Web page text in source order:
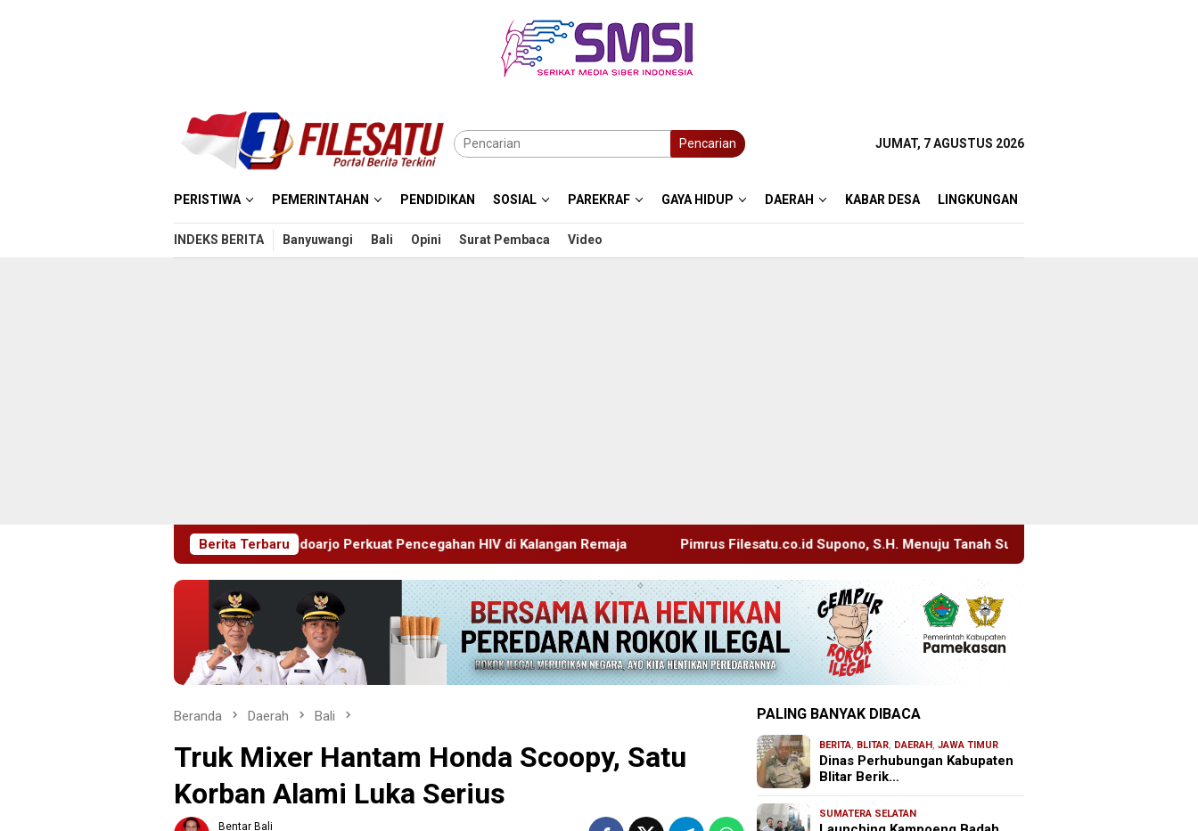
Pencarian JUMAT, 7 AGUSTUS 2026
PERISTIWA PEMERINTAHAN PENDIDIKAN SOSIAL PAREKRAF GAYA HIDUP DAERAH KABAR DESA LINGKUNGAN
INDEKS BERITA Banyuwangi Bali Opini Surat Pembaca Video
Berita Terbaru
Sejak Dini, Pemkab Sidoarjo Perkuat Pencegahan HIV di Kalangan Remaja Pimrus Filesatu.co.id Supono, S.H. Menuju Tanah Suci, Manajemen Pastikan Pelayanan Berita Tetap
Beranda Daerah Bali
Truk Mixer Hantam Honda Scoopy, Satu
Korban Alami Luka Serius
Bentar Bali
PALING BANYAK DIBACA
BERITA, BLITAR, DAERAH ,JAWA TIMUR
Dinas Perhubungan Kabupaten
Blitar Berik…
SUMATERA SELATAN